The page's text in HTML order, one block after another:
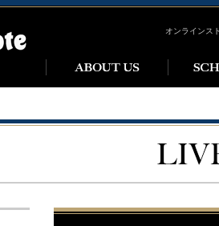
オンラインス